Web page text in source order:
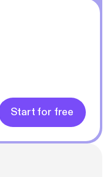
Start for free